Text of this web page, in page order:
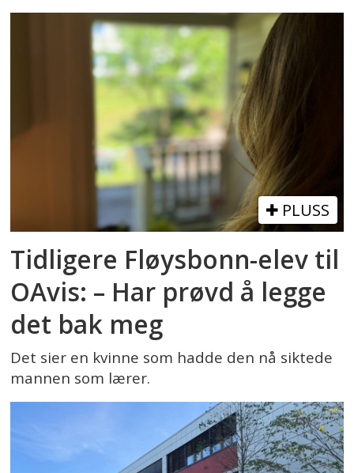
PLUSS
Tidligere Fløysbonn-elev til
OAvis: – Har prøvd å legge
det bak meg
Det sier en kvinne som hadde den nå siktede
mannen som lærer.